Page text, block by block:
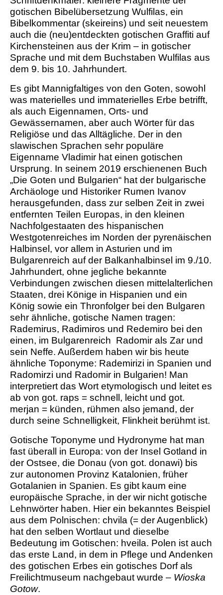
gotischen Bibelübersetzung Wulfilas, ein
Bibelkommentar (skeireins) und seit neuestem
auch die (neu)entdeckten gotischen Graffiti auf
Kirchensteinen aus der Krim – in gotischer
Sprache und mit dem Buchstaben Wulfilas aus
dem 9. bis 10. Jahrhundert.
Es gibt Mannigfaltiges von den Goten, sowohl
was materielles und immaterielles Erbe betrifft,
als auch Eigennamen, Orts- und
Gewässernamen, aber auch Wörter für das
Religiöse und das Alltägliche. Der in den
slawischen Sprachen sehr populäre
Eigenname Vladimir hat einen gotischen
Ursprung. In seinem 2019 erschienenen Buch
„Die Goten und Bulgarien“ hat der bulgarische
Archäologe und Historiker Rumen Ivanov
herausgefunden, dass zur selben Zeit in zwei
entfernten Teilen Europas, in den kleinen
Nachfolgestaaten des hispanischen
Westgotenreiches im Norden der pyrenäischen
Halbinsel, vor allem in Asturien und im
Bulgarenreich auf der Balkanhalbinsel im 9./10.
Jahrhundert, ohne jegliche bekannte
Verbindungen zwischen diesen mittelalterlichen
Staaten, drei Könige in Hispanien und ein
König sowie ein Thronfolger bei den Bulgaren
sehr ähnliche, gotische Namen tragen:
Rademirus, Radimiros und Redemiro bei den
einen, im Bulgarenreich Radomir als Zar und
sein Neffe. Außerdem haben wir bis heute
ähnliche Toponyme: Rademirizi in Spanien und
Radomirzi und Radomir in Bulgarien! Man
interpretiert das Wort etymologisch und leitet es
ab von got. raps = schnell, leicht und got.
merjan = künden, rühmen also jemand, der
durch seine Schnelligkeit, Flinkheit berühmt ist.
Gotische Toponyme und Hydronyme hat man
fast überall in Europa: von der Insel Gotland in
der Ostsee, die Donau (von got. donawi) bis
zur autonomen Provinz Katalonien, früher
Gotalanien in Spanien. Es gibt kaum eine
europäische Sprache, in der wir nicht gotische
Lehnwörter haben. Hier ein bekanntes Beispiel
aus dem Polnischen: chvila (= der Augenblick)
hat den selben Wortlaut und dieselbe
Bedeutung im Gotischen: hveila. Polen ist auch
das erste Land, in dem in Pflege und Andenken
des gotischen Erbes ein gotisches Dorf als
Freilichtmuseum nachgebaut wurde – Wioska
Gotow.